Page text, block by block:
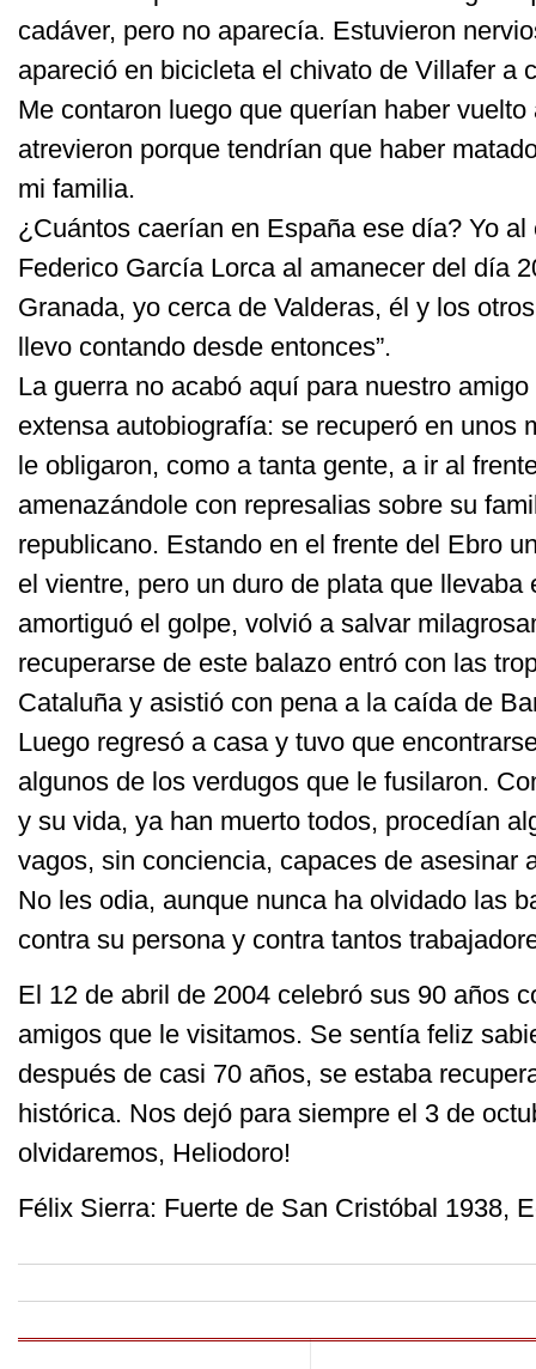
cadáver, pero no aparecía. Estuvieron
apareció en bicicleta el chivato de Villafer a
Me contaron luego que querían haber
atrevieron porque tendrían que haber
mi familia.
¿Cuántos caerían en España ese día? Yo
Federico García Lorca al amanecer del día
Granada, yo cerca de Valderas, él y los
llevo contando desde entonces”.
La guerra no acabó aquí para nuestro
extensa autobiografía: se recuperó en unos
le obligaron, como a tanta gente, a ir al
amenazándole con represalias sobre su
republicano. Estando en el frente del Ebro
el vientre, pero un duro de plata que llevaba
amortiguó el golpe, volvió a salvar
recuperarse de este balazo entró con las
Cataluña y asistió con pena a la caída de
Luego regresó a casa y tuvo que
algunos de los verdugos que le fusilaron.
y su vida, ya han muerto todos, procedían
vagos, sin conciencia, capaces de asesinar
No les odia, aunque nunca ha olvidado las
contra su persona y contra tantos
El 12 de abril de 2004 celebró sus 90 años
amigos que le visitamos. Se sentía feliz
después de casi 70 años, se estaba
histórica. Nos dejó para siempre el 3 de
olvidaremos, Heliodoro!
Félix Sierra: Fuerte de San Cristóbal 1938,